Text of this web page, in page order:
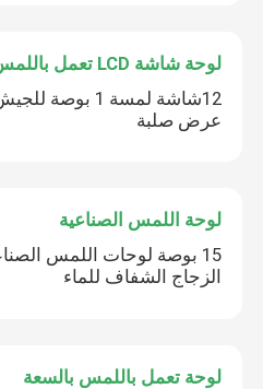
لوحة شاشة LCD تعمل باللمس
عرض صلبة
لوحة اللمس الصناعية
الزجاج الشفاف للماء
لوحة تعمل باللمس بالسعة